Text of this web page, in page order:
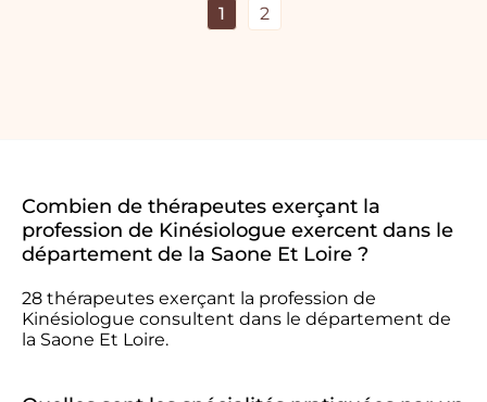
1 2
Combien de thérapeutes exerçant la
profession de Kinésiologue exercent dans le
département de la Saone Et Loire ?
28 thérapeutes exerçant la profession de
Kinésiologue consultent dans le département de
la Saone Et Loire.